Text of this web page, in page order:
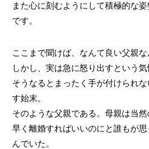
また心に刻むようにして積極的な
です。
ここまで聞けば、なんて良い父親
しかし、実は急に怒り出すという気
そうなるとまったく手が付けられ
す始末。
そのような父親である。母親は当然
早く離婚すればいいのにと誰もが
んでいた。